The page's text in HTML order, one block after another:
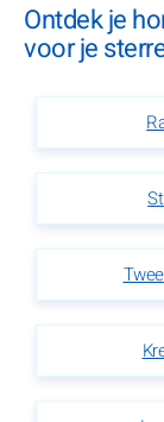
Ontdek je
voor je